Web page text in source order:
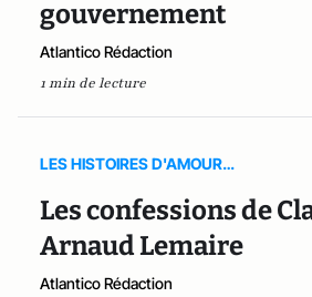
gouvernement
Atlantico Rédaction
1 min de lecture
LES HISTOIRES D'AMOUR…
Les confessions de
Arnaud Lemaire
Atlantico Rédaction